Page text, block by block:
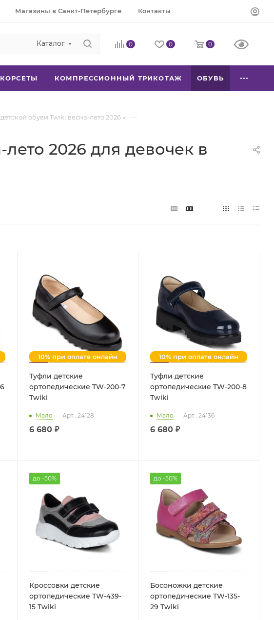
Магазины в Санкт-Петербурге Контакты
Каталог 0 0 0
КОМПРЕССИОННЫЙ ТРИКОТАЖ ОБУВЬ
обуви Twiki весна-лето 2026 —
2026 для девочек в
10% при оплате онлайн
Туфли детские
ортопедические TW-200-7
Twiki
Мало Арт.: 24128
6 680 ₽
10% при оплате онлайн
Туфли детские
ортопедические TW-200-8
Twiki
Мало Арт.: 24136
6 680 ₽
до -50%
Кроссовки детские
ортопедические TW-439-
15 Twiki
до -50%
Босоножки детские
ортопедические TW-135-
29 Twiki